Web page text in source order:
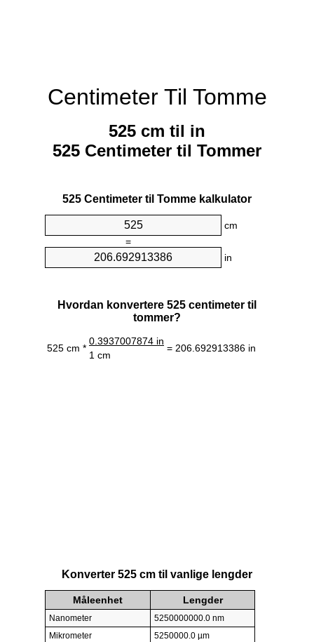
Centimeter Til Tomme
525 cm til in
525 Centimeter til Tommer
525 Centimeter til Tomme kalkulator
cm
=
in
Hvordan konvertere 525 centimeter til
tommer?
525 cm *
0.3937007874 in
= 206.692913386 in
1 cm
Konverter 525 cm til vanlige lengder
Måleenhet Lengder
Nanometer
5250000000.0 nm
Mikrometer
5250000.0 µm